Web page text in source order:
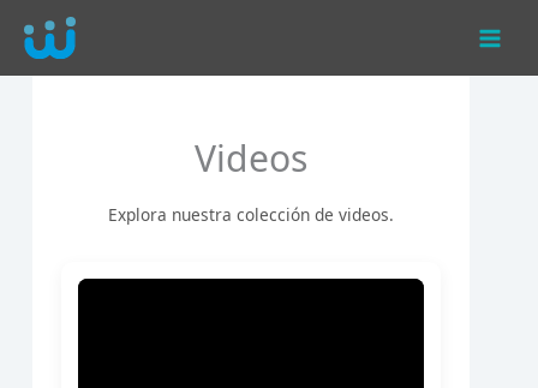
contenido
Videos
Explora nuestra colección de videos.